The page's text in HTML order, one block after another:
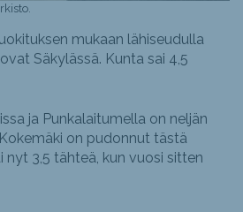
mukaan lähiseudulla
Säkylässä. Kunta sai 4,5
ja Punkalaitumella on neljän
on pudonnut tästä
nyt 3,5 tähteä, kun vuosi sitten